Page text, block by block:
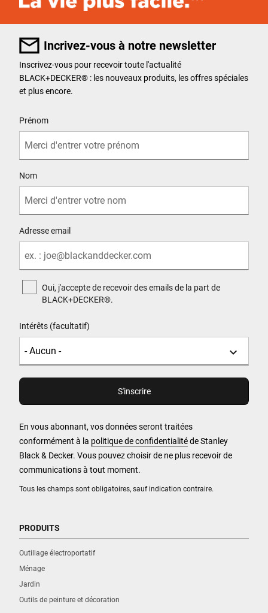
Incrivez-vous à notre newsletter
Tous les champs sont obligatoires, sauf indication contraire.
Inscrivez-vous pour recevoir toute l'actualité
BLACK+DECKER® : les nouveaux produits, les offres spéciales
et plus encore.
Prénom
Nom
Adresse email
Oui, j'accepte de recevoir des emails de la part de
BLACK+DECKER®.
Intérêts (facultatif)
En vous abonnant, vos données seront traitées
conformément à la politique de confidentialitéde Stanley
Black & Decker. Vous pouvez choisir de ne plus recevoir de
communications à tout moment.
PRODUITS
Outillage électroportatif
Ménage
Jardin
Outils de peinture et décoration